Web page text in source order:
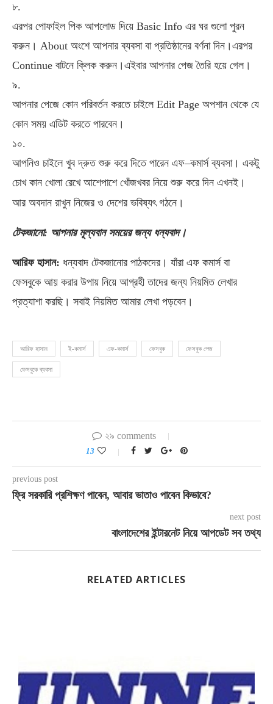
৮.
এরপর পোফাইল পিক আপলোড দিয়ে Basic Info এর ঘর গুলো পুরন
করুন। About অংশে আপনার ব্যবসা বা প্রতিষ্ঠানের বর্ণনা দিন।এরপর
Continue বাটনে ক্লিক করুন।এইবার আপনার পেজ তৈরি হয়ে গেল।
৯.
আপনার পেজে কোন পরিবর্তন করতে চাইলেEdit Page অপশান থেকে যে
কোন সময় এডিট করতে পারবেন।
১০.
আপনিও চাইলে খুব দ্রুত শুরু করে দিতে পারেন এফ–কমার্স ব্যবসা। একটু
চোখ কান খোলা রেখে আশেপাশে খোঁজখবর নিয়ে শুরু করে দিন এখনই।
আর অবদান রাখুন নিজের ও দেশের ভবিষ্যৎ গঠনে ।
টেকজানো: আপনার মূল্যবান সময়ের জন্য ধন্যবাদ।
আরিফ হাসান: ধন্যবাদ টেকজানোর পাঠকদের। যাঁরা এফ কমার্স বা
ফেসবুকে আয় করার উপায় নিয়ে আগ্রহী তাদের জন্য নিয়মিত লেখার
প্রত্যাশা করছি। সবাই নিয়মিত আমার লেখা পড়বেন।
আরিফ হাসান ই-কমার্স এফ-কমার্স ফেসবুক ফেসবুক পেজ
ফেসবুকে ব্যবসা
২৯ comments
13
previous post
ফ্রি সরকারি প্রশিক্ষণ পাবেন, আবার ভাতাও পাবেন কিভাবে?
next post
বাংলাদেশের ইন্টারনেট নিয়ে আপডেট সব তথ্য
RELATED ARTICLES